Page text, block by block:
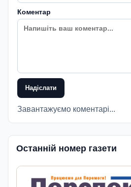
Коментар
Надіслати
Завантажуємо коментарі...
Останній номер газети